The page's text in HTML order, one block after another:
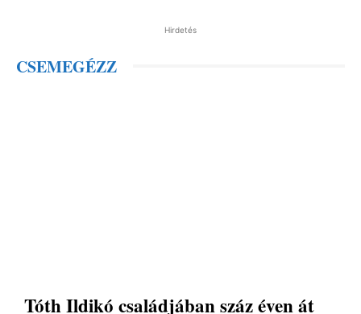
Hirdetés
CSEMEGÉZZ
Tóth Ildikó családjában száz éven át